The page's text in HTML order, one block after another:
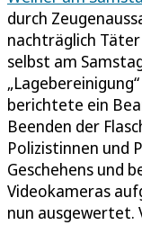
durch
nachträglich
selbst am
berichtete ein
Beenden der
Polizistinnen und
Geschehens und
Videokameras
nun ausgewertet.